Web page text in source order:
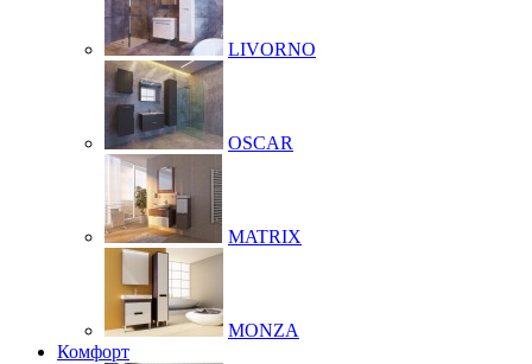
LIVORNO
OSCAR
MATRIX
MONZA
Комфорт